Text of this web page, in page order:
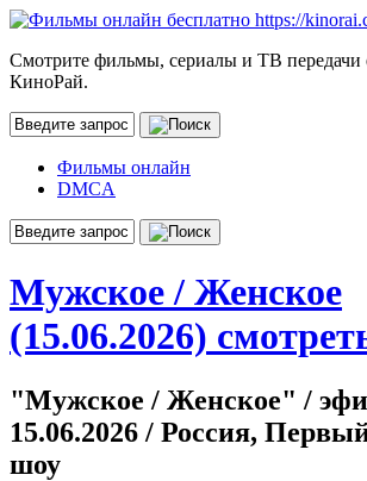
Смотрите фильмы, сериалы и ТВ передачи
КиноРай.
Фильмы онлайн
DMCA
Мужское / Женское
(15.06.2026)
"Мужское / Женское" /
15.06.2026 / Россия,
шоу